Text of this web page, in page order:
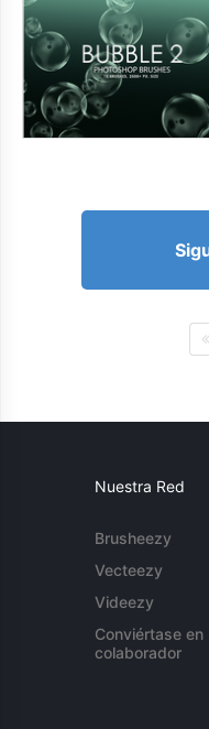
Nuestra Red
Brusheezy
Vecteezy
Videezy
Conviértase en
colaborador